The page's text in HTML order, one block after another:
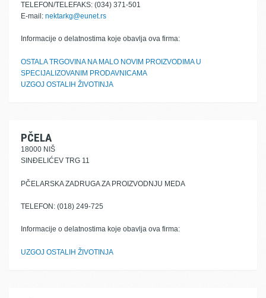
TELEFON/TELEFAKS: (034) 371-501
E-mail: nektarkg@eunet.rs
Informacije o delatnostima koje obavlja ova firma:
OSTALA TRGOVINA NA MALO NOVIM PROIZVODIMA U
SPECIJALIZOVANIM PRODAVNICAMA
UZGOJ OSTALIH ŽIVOTINJA
PČELA
18000 NIŠ
SINĐELIĆEV TRG 11
PČELARSKA ZADRUGA ZA PROIZVODNJU MEDA
TELEFON: (018) 249-725
Informacije o delatnostima koje obavlja ova firma:
UZGOJ OSTALIH ŽIVOTINJA